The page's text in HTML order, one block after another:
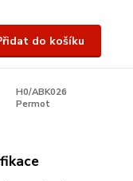
do košíku
H0/ABK026
Permot